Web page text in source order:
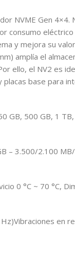
NVME Gen 4×4.
consumo
y mejora su
amplía el
ello, el NV2 es
base para
GB, 500 GB, 1
– 3.500/2.100
0 °C ~ 70 °C,
en